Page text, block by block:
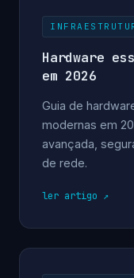
Hardware
em 2026
Guia de
modernas em
avançada,
de rede.
ler artigo